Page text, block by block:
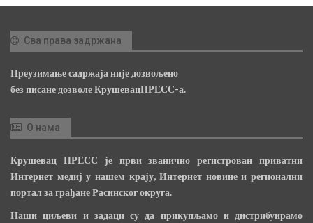
Сва права задржана
Преузимање садржаја није дозвољено
без писане дозволе КрушевацПРЕСС-а.
О нама
Крушевац ПРЕСС је први званично регистрован приватни
Интернет медиј у нашем крају, Интернет новине и регионални
портал за грађане Расинског округа.
Наши циљеви и задаци су да прикупљамо и дистрибуирамо